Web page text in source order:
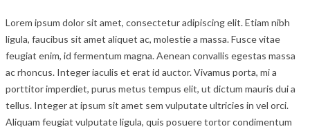
Lorem ipsum dolor sit amet, consectetur adipiscing elit. Etiam nibh
ligula, faucibus sit amet aliquet ac, molestie a massa. Fusce vitae
feugiat enim, id fermentum magna. Aenean convallis egestas massa
ac rhoncus. Integer iaculis et erat id auctor. Vivamus porta, mi a
porttitor imperdiet, purus metus tempus elit, ut dictum mauris dui a
tellus. Integer at ipsum sit amet sem vulputate ultricies in vel orci.
Aliquam feugiat vulputate ligula, quis posuere tortor condimentum